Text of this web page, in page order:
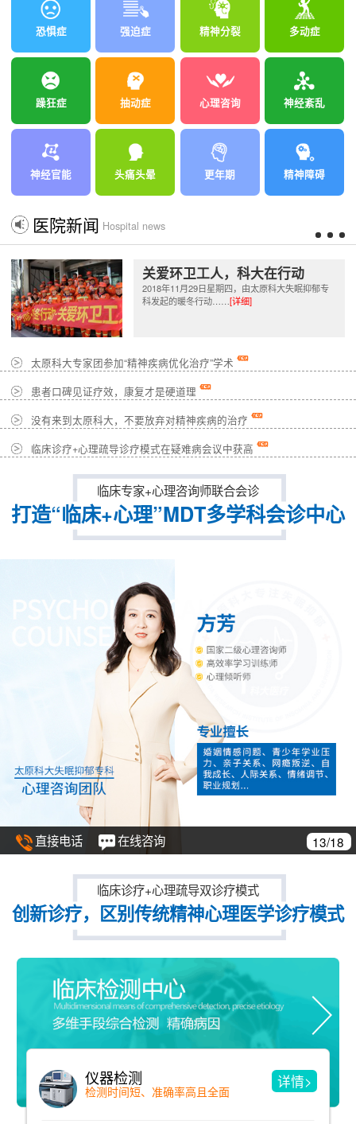
恐惧症 强迫症 精神分裂 多动症
躁狂症 抽动症 心理咨询 神经紊乱
神经官能 头痛头晕 更年期 精神障碍
医院新闻 Hospital news
关爱环卫工人，科大在行动
2018年11月29日星期四，由太原科大失眠抑郁专
科发起的暖冬行动……[详细]
太原科大专家团参加“精神疾病优化治疗”学术
患者口碑见证疗效，康复才是硬道理
没有来到太原科大，不要放弃对精神疾病的治疗
临床诊疗+心理疏导诊疗模式在疑难病会议中获高
临床专家+心理咨询师联合会诊
打造“临床+心理”MDT多学科会诊中心
直接电话 在线咨询 14/18
临床诊疗+心理疏导双诊疗模式
创新诊疗，区别传统精神心理医学诊疗模式
精神分析疗法
洞见与自我了解 用诠释来消除冲突
详情>